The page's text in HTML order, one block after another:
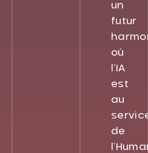
un
futur
où
l’IA
est
au
de